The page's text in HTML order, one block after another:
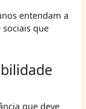
entendam a
que
que deve